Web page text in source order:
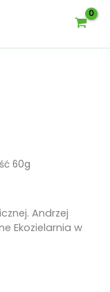
60g
Andrzej
Ekozielarnia w